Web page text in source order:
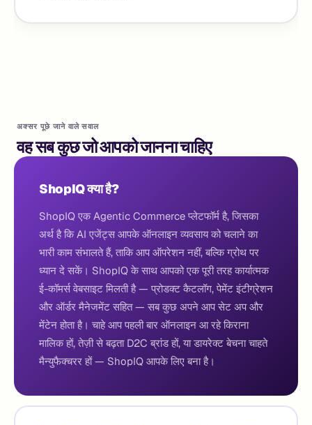
अक्सर पूछे जाने वाले सवाल
वह सब कुछ जो आपको जानना चाहिए
ShopIQ क्या है?
ShopIQ एक Agentic Commerce प्लेटफॉर्म है, जिसका
अर्थ है कि AI एजेंट्स आपके ऑनलाइन व्यवसाय को चलाने का
भारी काम संभालते हैं, ताकि आप ऑपरेशन नहीं, बल्कि ग्रोथ पर
ध्यान दे सकें। ShopIQ के साथ आपको एक पूरी तरह कार्यात्मक
ई-कॉमर्स वेबसाइट मिलती है — प्रोडक्ट कैटलॉग, पेमेंट इंटीग्रेशन
और ऑर्डर मैनेजमेंट सहित — सब कुछ अपने आप सेट अप और
मेंटेन होता है। चाहे आप पहली बार ऑनलाइन आ रहे किराना
मालिक हों, तेज़ी से बढ़ता D2C ब्रांड हों, या डायरेक्ट बेचना चाहते
मैन्युफैक्चरर हों — ShopIQ आपके लिए बना है।